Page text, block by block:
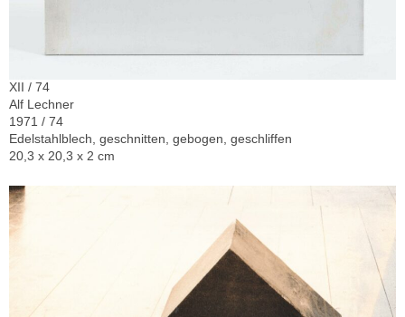
XII / 74
Alf Lechner
1971 / 74
Edelstahlblech, geschnitten, gebogen, geschliffen
20,3 x 20,3 x 2 cm